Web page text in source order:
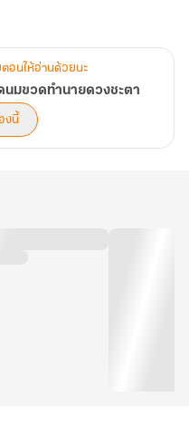
อนให้อ่านด้วยนะ
มขวดทำนายดวงชะตา
งนี้